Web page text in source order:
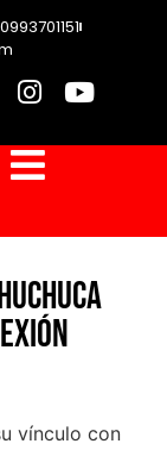
0993701151